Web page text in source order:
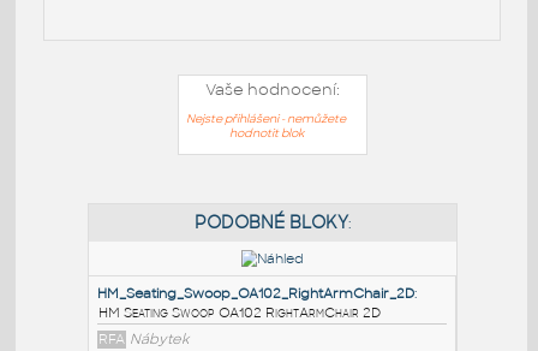
Vaše hodnocení:
Nejste přihlášeni - nemůžete
hodnotit blok